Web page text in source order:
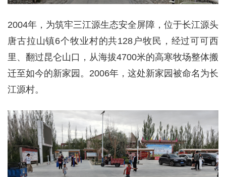
2004年，为筑牢三江源生态安全屏障，位于长江源头
唐古拉山镇6个牧业村的共128户牧民，经过可可西
里、翻过昆仑山口，从海拔4700米的高寒牧场整体搬
迁至如今的新家园。2006年，这处新家园被命名为长
江源村。